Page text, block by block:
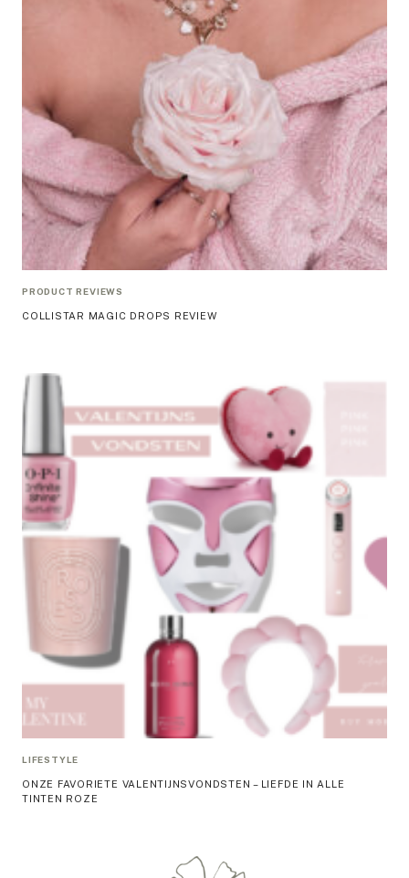
PRODUCT REVIEWS
COLLISTAR MAGIC DROPS REVIEW
LIFESTYLE
ONZE FAVORIETE VALENTIJNSVONDSTEN – LIEFDE IN ALLE
TINTEN ROZE